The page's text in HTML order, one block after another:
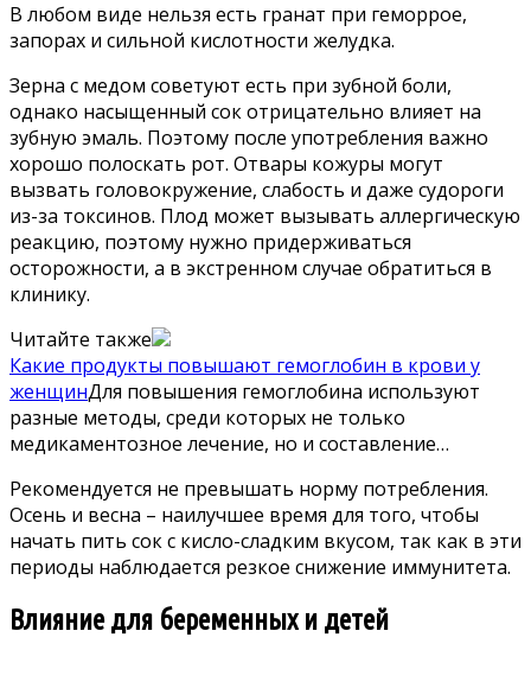
В любом виде нельзя есть гранат при геморрое,
запорах и сильной кислотности желудка.
Зерна с медом советуют есть при зубной боли,
однако насыщенный сок отрицательно влияет на
зубную эмаль. Поэтому после употребления важно
хорошо полоскать рот. Отвары кожуры могут
вызвать головокружение, слабость и даже судороги
из-за токсинов. Плод может вызывать аллергическую
реакцию, поэтому нужно придерживаться
осторожности, а в экстренном случае обратиться в
клинику.
Читайте также
Какие продукты повышают гемоглобин в крови у
женщинДля повышения гемоглобина используют
разные методы, среди которых не только
медикаментозное лечение, но и составление…
Рекомендуется не превышать норму потребления.
Осень и весна – наилучшее время для того, чтобы
начать пить сок с кисло-сладким вкусом, так как в эти
периоды наблюдается резкое снижение иммунитета.
Влияние для беременных и детей